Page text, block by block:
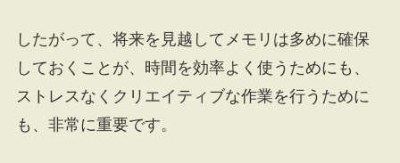
したがって、将来を見越してメモリは多めに確保
しておくことが、時間を効率よく使うためにも、
ストレスなくクリエイティブな作業を行うために
も、非常に重要です。